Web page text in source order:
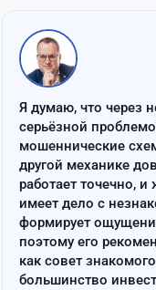
Я думаю, что через
серьёзной
мошеннические
другой механике
работает точечно,
имеет дело с
формирует
поэтому его
как совет
большинство